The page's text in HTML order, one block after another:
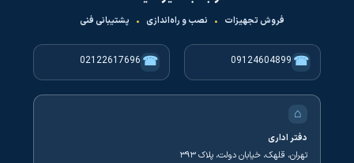
فروش تجهیزات • نصب و راه‌اندازی • پشتیبانی فنی
☎
09124604899
☎
02122617696
⌂
دفتر اداری
تهران، قلهک، خیابان دولت، پلاک ۳۹۳